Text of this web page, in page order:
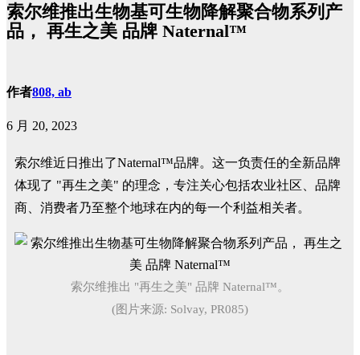
索尔维推出生物基可生物降解聚合物系列产
品， 再生之美 品牌 Naternal™
作者808, ab
6 月 20, 2023
索尔维近日推出了Naternal™品牌。这一负责任的全新品牌
体现了 "再生之美" 的理念，专注关心包括农业社区、品牌
商、消费者乃至整个地球在内的每一个利益相关者。
索尔维推出 "再生之美" 品牌 Naternal™。
(图片来源: Solvay, PR085)